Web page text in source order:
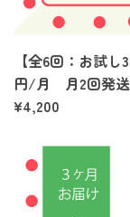
【全6回：お試
円/月 月2回発送
¥4,200